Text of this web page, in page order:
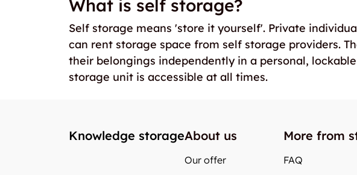
What is self storage?
Self storage means 'store it yourself'. Private
can rent storage space from self storage providers.
their belongings independently in a personal,
storage unit is accessible at all times.
Knowledge storageAbout us
Our offer
More from
FAQ